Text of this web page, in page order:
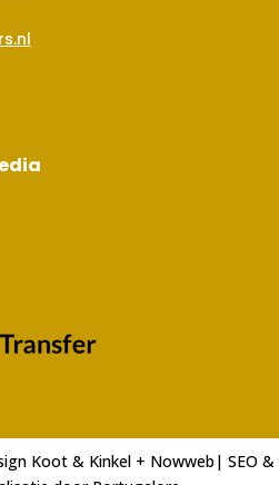
Koot & Kinkel + Nowweb | SEO &